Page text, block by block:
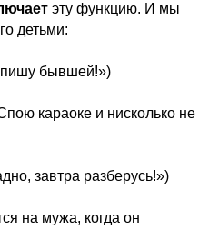
эту функцию. И мы
детьми:
бывшей!»)
караоке и нисколько не
завтра разберусь!»)
на мужа, когда он